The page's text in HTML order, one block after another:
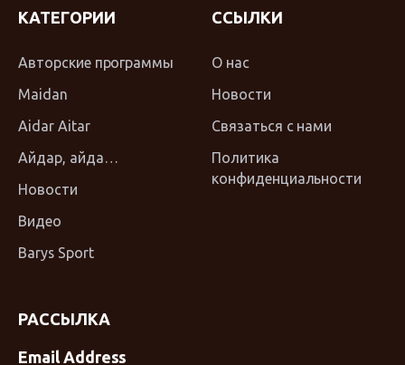
КАТЕГОРИИ
Авторские программы
Maidan
Aidar Aitar
Айдар, айда…
Новости
Видео
Barys Sport
ССЫЛКИ
О нас
Новости
Связаться с нами
Политика
конфиденциальности
РАССЫЛКА
Email Address